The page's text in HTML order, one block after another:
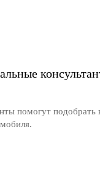
помогут подобрать